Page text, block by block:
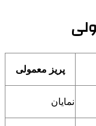
پریز معمولی
نمایان